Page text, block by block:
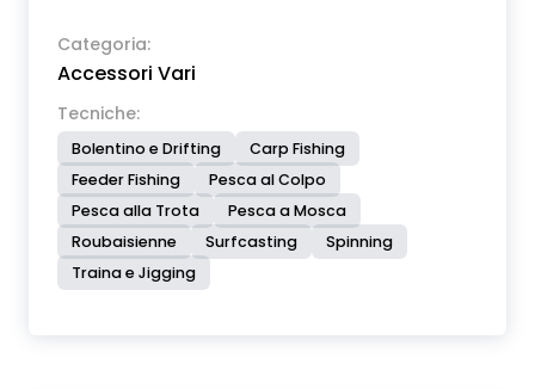
Categoria:
Accessori Vari
Tecniche:
Bolentino e Drifting
Carp Fishing
Feeder Fishing
Pesca al Colpo
Pesca alla Trota
Pesca a Mosca
Roubaisienne
Surfcasting
Spinning
Traina e Jigging